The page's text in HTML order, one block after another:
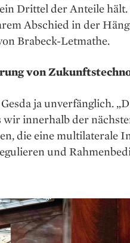
Drittel der Anteile hält.
Abschied in der
­Brabeck-Letmathe.
von
ja unverfänglich.
wir innerhalb der
die eine multi­laterale
und